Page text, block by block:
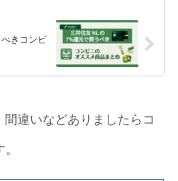
きコンビ
間違いなどありましたらコ